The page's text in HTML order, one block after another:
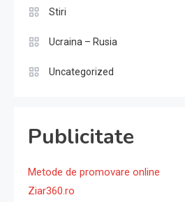
Stiri
Ucraina – Rusia
Uncategorized
Publicitate
Metode de promovare online
Ziar360.ro